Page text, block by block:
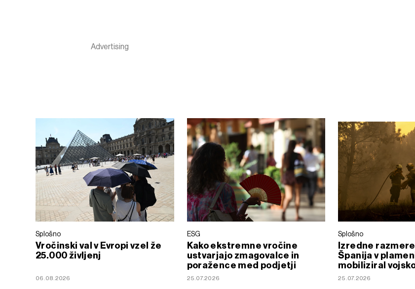
Splošno
Vročinski val v Evropi vzel že
25.000 življenj
06.08.2026
ESG
Kako ekstremne vročine
ustvarjajo zmagovalce in
poražence med podjetji
25.07.2026
Splošno
Izredne
Španija v
mobiliziral
25.07.2026